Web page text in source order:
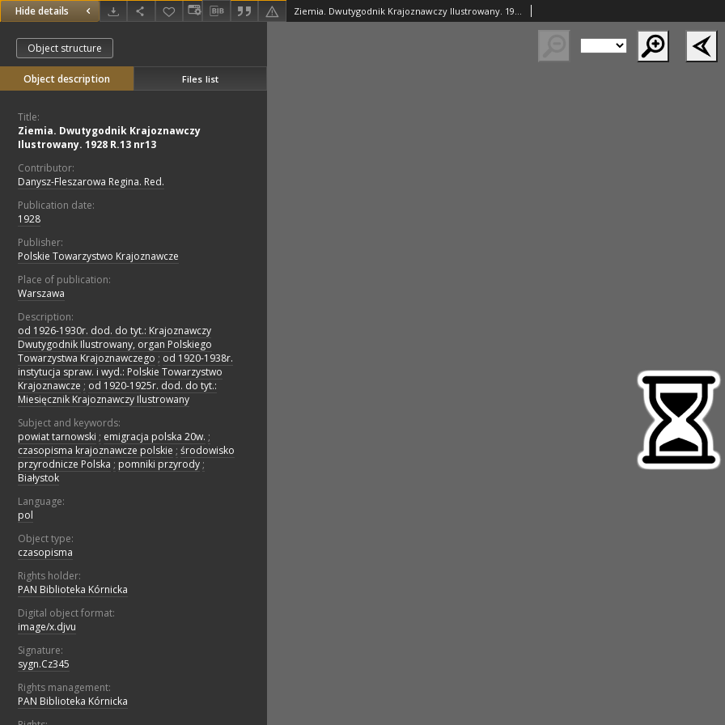
Hide details Ziemia. Dwutygodnik Krajoznawczy Ilustrowany. 1928 R.13 nr13
Object structure
Object description Files list
Title:
Ziemia. Dwutygodnik Krajoznawczy
Ilustrowany. 1928 R.13 nr13
Contributor:
Danysz-Fleszarowa Regina. Red.
Publication date:
1928
Publisher:
Polskie Towarzystwo Krajoznawcze
Place of publication:
Warszawa
Description:
od 1926-1930r. dod. do tyt.: Krajoznawczy
Dwutygodnik Ilustrowany, organ Polskiego
Towarzystwa Krajoznawczego ; od 1920-1938r.
instytucja spraw. i wyd.: Polskie Towarzystwo
Krajoznawcze ; od 1920-1925r. dod. do tyt.:
Miesięcznik Krajoznawczy Ilustrowany
Subject and keywords:
powiat tarnowski ; emigracja polska 20w. ;
czasopisma krajoznawcze polskie ; środowisko
przyrodnicze Polska ; pomniki przyrody ;
Białystok
Language:
pol
Object type:
czasopisma
Rights holder:
PAN Biblioteka Kórnicka
Digital object format:
image/x.djvu
Signature:
sygn.Cz345
Rights management:
PAN Biblioteka Kórnicka